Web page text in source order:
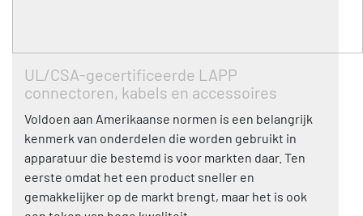
UL/CSA-gecertificeerde LAPP
connectoren, kabels en accessoires
Voldoen aan Amerikaanse normen is een belangrijk
kenmerk van onderdelen die worden gebruikt in
apparatuur die bestemd is voor markten daar. Ten
eerste omdat het een product sneller en
gemakkelijker op de markt brengt, maar het is ook